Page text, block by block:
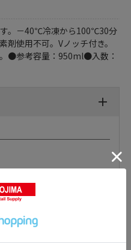
。－40℃冷凍から100℃30分
剤使用不可。Vノッチ付き。
●参考容量：950ml●入数：